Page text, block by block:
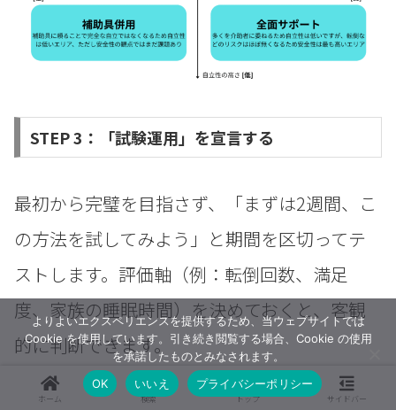
STEP 3：「試験運用」を宣言する
最初から完璧を目指さず、「まずは2週間、こ
の方法を試してみよう」と期間を区切ってテ
ストします。評価軸（例：転倒回数、満足
度、家族の睡眠時間）を決めておくと、客観
的に判断できます。
ホーム 検索 トップ サイドバー
よりよいエクスペリエンスを提供するため、当ウェブサイトでは
Cookie を使用しています。引き続き閲覧する場合、Cookie の使用
を承諾したものとみなされます。
OK
いいえ プライバシーポリシー